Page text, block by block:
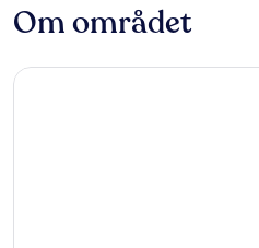
Om området